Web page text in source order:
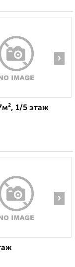
›
1/5 этаж
›